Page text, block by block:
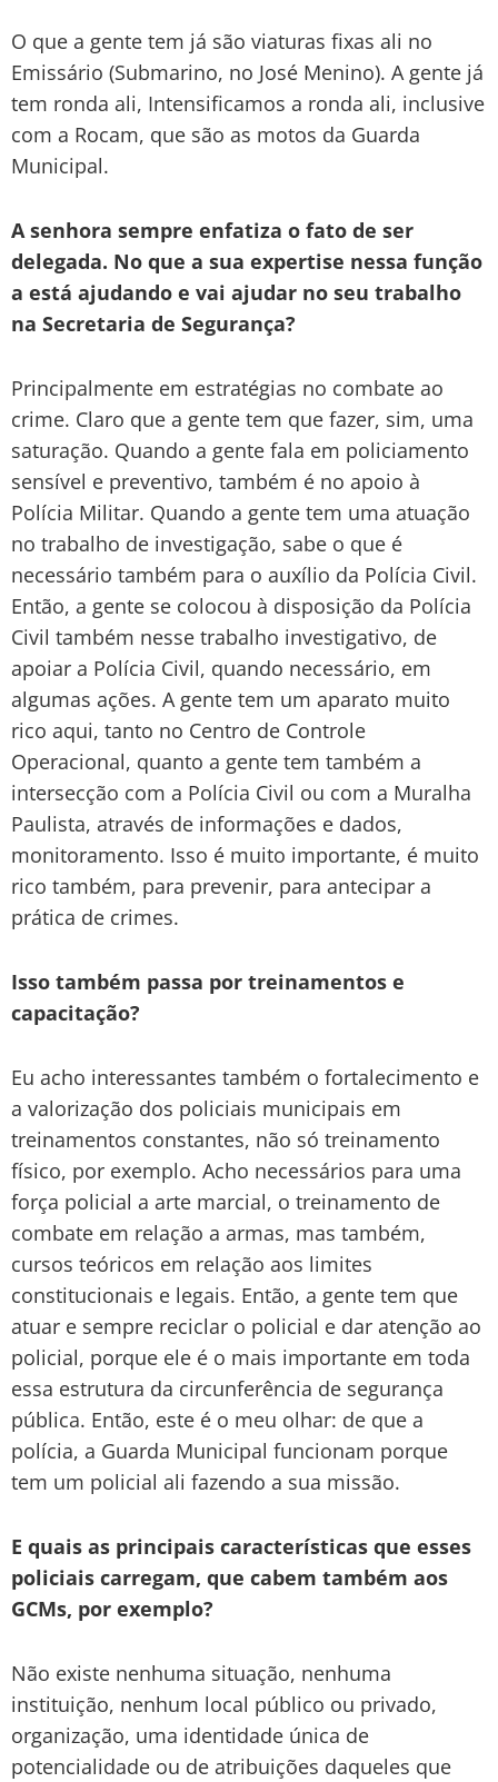
O que a gente tem já são viaturas fixas ali no
Emissário (Submarino, no José Menino). A gente já
tem ronda ali, Intensificamos a ronda ali, inclusive
com a Rocam, que são as motos da Guarda
Municipal.
A senhora sempre enfatiza o fato de ser
delegada. No que a sua expertise nessa função
a está ajudando e vai ajudar no seu trabalho
na Secretaria de Segurança?
Principalmente em estratégias no combate ao
crime. Claro que a gente tem que fazer, sim, uma
saturação. Quando a gente fala em policiamento
sensível e preventivo, também é no apoio à
Polícia Militar. Quando a gente tem uma atuação
no trabalho de investigação, sabe o que é
necessário também para o auxílio da Polícia Civil.
Então, a gente se colocou à disposição da Polícia
Civil também nesse trabalho investigativo, de
apoiar a Polícia Civil, quando necessário, em
algumas ações. A gente tem um aparato muito
rico aqui, tanto no Centro de Controle
Operacional, quanto a gente tem também a
intersecção com a Polícia Civil ou com a Muralha
Paulista, através de informações e dados,
monitoramento. Isso é muito importante, é muito
rico também, para prevenir, para antecipar a
prática de crimes.
Isso também passa por treinamentos e
capacitação?
Eu acho interessantes também o fortalecimento e
a valorização dos policiais municipais em
treinamentos constantes, não só treinamento
físico, por exemplo. Acho necessários para uma
força policial a arte marcial, o treinamento de
combate em relação a armas, mas também,
cursos teóricos em relação aos limites
constitucionais e legais. Então, a gente tem que
atuar e sempre reciclar o policial e dar atenção ao
policial, porque ele é o mais importante em toda
essa estrutura da circunferência de segurança
pública. Então, este é o meu olhar: de que a
polícia, a Guarda Municipal funcionam porque
tem um policial ali fazendo a sua missão.
E quais as principais características que esses
policiais carregam, que cabem também aos
GCMs, por exemplo?
Não existe nenhuma situação, nenhuma
instituição, nenhum local público ou privado,
organização, uma identidade única de
potencialidade ou de atribuições daqueles que